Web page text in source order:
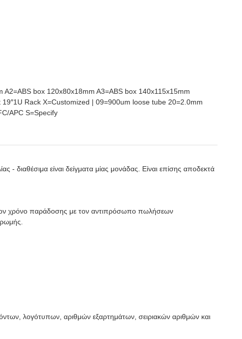
box 120x80x18mm A3=ABS box 140x115x15mm
Rack X=Customized | 09=900um loose tube 20=2.0mm
APC S=Specify
- διαθέσιμα είναι δείγματα μίας μονάδας. Είναι επίσης αποδεκτά
τον χρόνο παράδοσης με τον αντιπρόσωπο πωλήσεων
λογότυπων, αριθμών εξαρτημάτων, σειριακών αριθμών και